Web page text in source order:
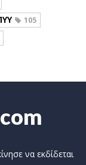
105
να εκδίδεται